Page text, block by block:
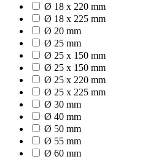
Ø 18 x 220 mm
Ø 18 x 225 mm
Ø 20 mm
Ø 25 mm
Ø 25 x 150 mm
Ø 25 x 150 mm
Ø 25 x 220 mm
Ø 25 x 225 mm
Ø 30 mm
Ø 40 mm
Ø 50 mm
Ø 55 mm
Ø 60 mm